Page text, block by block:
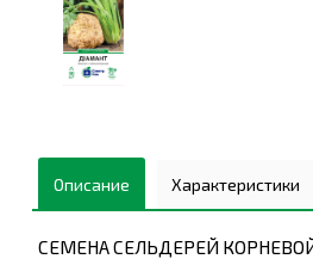
Описание Характеристики
СЕМЕНА СЕЛЬДЕРЕЙ